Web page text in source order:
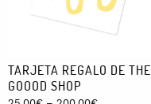
TARJETA REGALO DE THE
GOOOD SHOP